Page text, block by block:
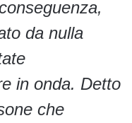
da nulla
in onda. Detto
che